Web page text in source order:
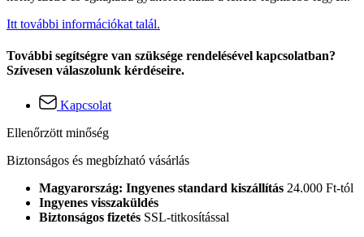
Itt további információkat talál.
További segítségre van szüksége rendelésével kapcsolatban?
Szívesen válaszolunk kérdéseire.
Kapcsolat
Ellenőrzött minőség
Biztonságos és megbízható vásárlás
Magyarország: Ingyenes standard kiszállítás 24.000 Ft-tól
Ingyenes visszaküldés
Biztonságos fizetés SSL-titkosítással